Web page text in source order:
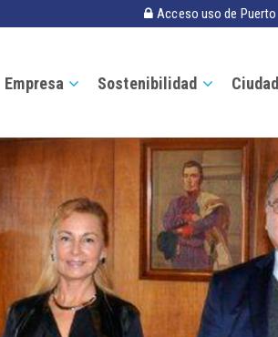
Acceso uso de Puerto
Empresa Sostenibilidad Ciudad